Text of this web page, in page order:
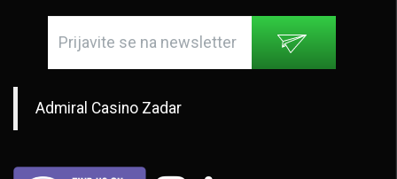
Admiral Casino Zadar